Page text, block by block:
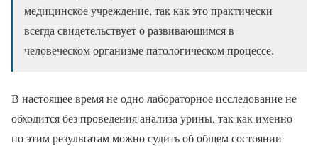
медицинское учреждение, так как это практически
всегда свидетельствует о развивающимся в
человеческом организме патологическом процессе.
В настоящее время не одно лабораторное исследование не
обходится без проведения анализа урины, так как именно
по этим результатам можно судить об общем состоянии